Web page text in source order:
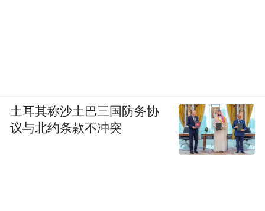
土耳其称沙土巴三国防务协
议与北约条款不冲突